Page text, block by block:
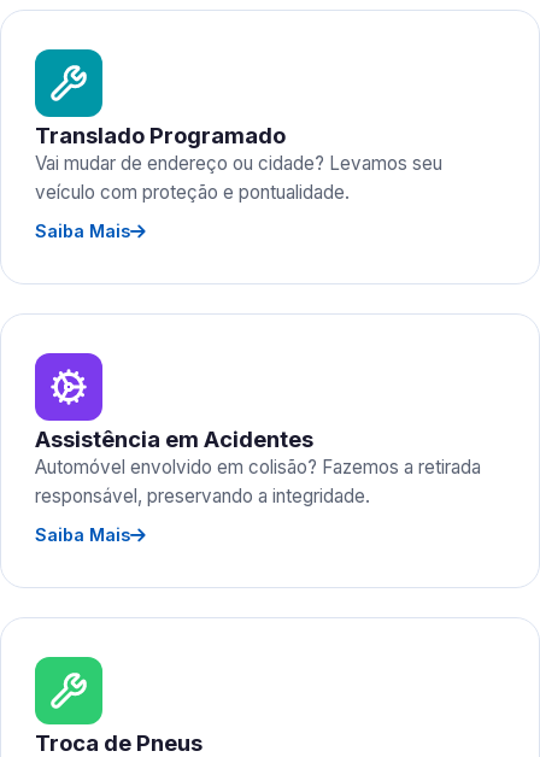
Translado Programado
Vai mudar de endereço ou cidade? Levamos seu
veículo com proteção e pontualidade.
Saiba Mais
Assistência em Acidentes
Automóvel envolvido em colisão? Fazemos a retirada
responsável, preservando a integridade.
Saiba Mais
Troca de Pneus